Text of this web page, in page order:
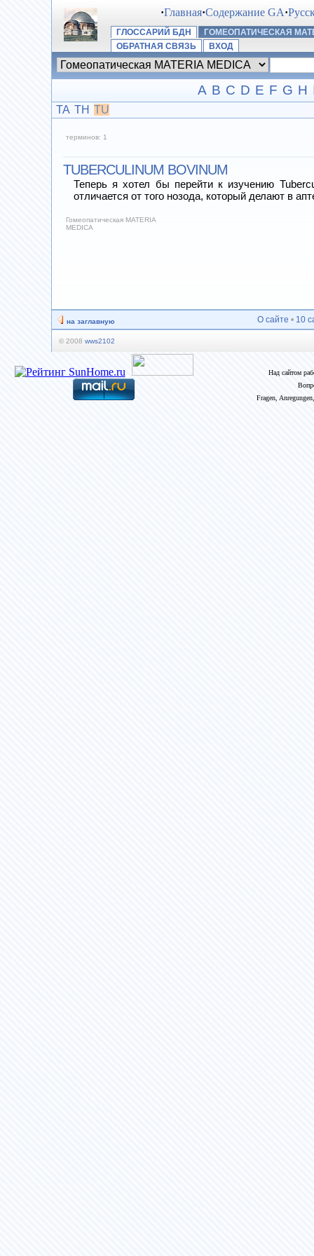
·Главная·Содержание GA·
ГЛОССАРИЙ БДН
ГОМЕОПАТИЧЕСКАЯ
ОБРАТНАЯ СВЯЗЬ
ВХОД
A B C D E F G H
TA TH TU
терминов: 1
TUBERCULINUM BOVINUM
Теперь я хотел бы перейти к изучению
отличается от того нозода, который делают в
Гомеопатическая MATERIA
MEDICA
на заглавную О сайте • 10
© 2008 wws2102
Над сайтом
Fragen,